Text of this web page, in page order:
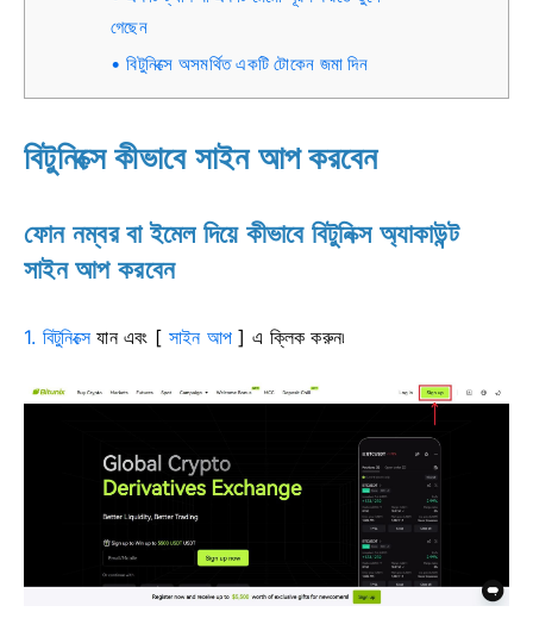
গেছেন
বিটুনিক্সে অসমর্থিত একটি টোকেন জমা দিন
বিটুনিক্সে কীভাবে সাইন আপ করবেন
ফোন নম্বর বা ইমেল দিয়ে কীভাবে বিটুনিক্স অ্যাকাউন্ট
সাইন আপ করবেন
1. বিটুনিক্সেযানএবং [ সাইন আপ ] এ ক্লিক করুন৷